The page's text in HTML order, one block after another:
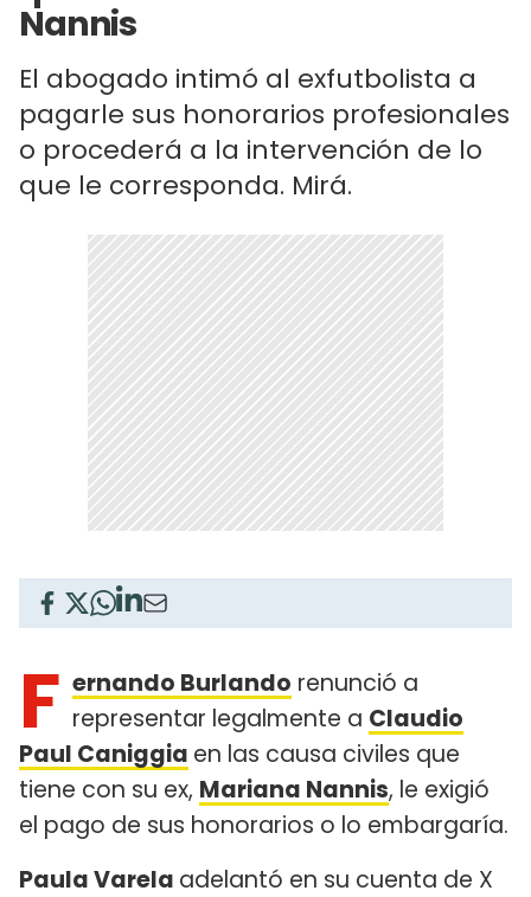
Nannis
El abogado intimó al exfutbolista a
pagarle sus honorarios profesionales
o procederá a la intervención de lo
que le corresponda. Mirá.
F ernando Burlando renunció a
representar legalmente a Claudio
Paul Caniggia en las causa civiles que
tiene con su ex, Mariana Nannis, le exigió
el pago de sus honorarios o lo embargaría.
Paula Varela adelantó en su cuenta de X